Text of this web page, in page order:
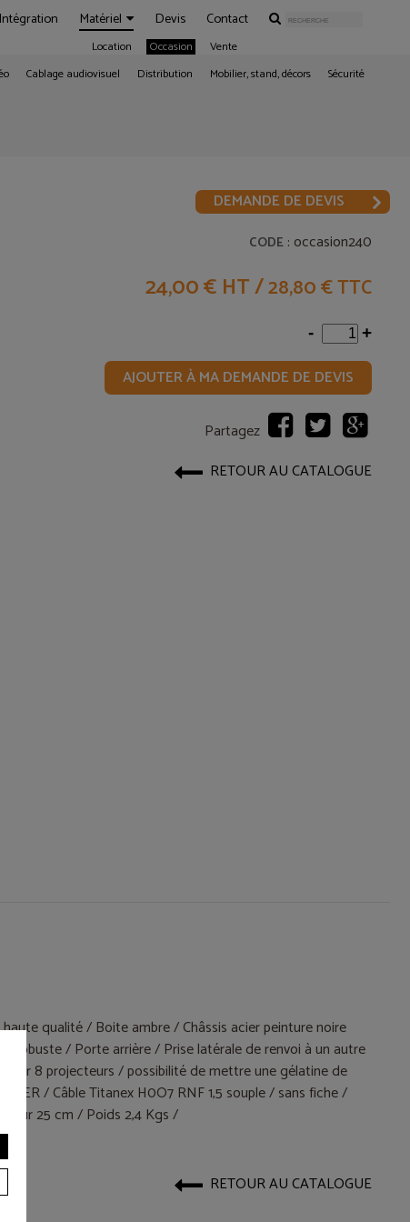
Intégration Matériel
Location Occasion Vente
Devis Contact
Cablage audiovisuel Distribution Mobilier, stand, décors Sécurité
DEMANDE DE DEVIS
CODE : occasion240
24,00 € HT/28,80 € TTC
- +
AJOUTER À MA DEMANDE DE DEVIS
Partagez
RETOUR AU CATALOGUE
qualité / Boite ambre / Châssis acier peinture noire
robuste / Porte arrière / Prise latérale de renvoi à un autre
8 projecteurs / possibilité de mettre une gélatine de
/ Câble Titanex H0O7 RNF 1,5 souple / sans fiche /
25 cm / Poids 2,4 Kgs /
RETOUR AU CATALOGUE